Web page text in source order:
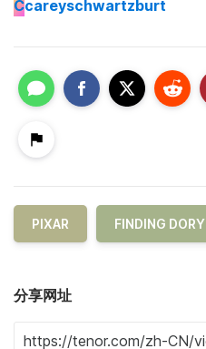
Ccareyschwartzburt
PIXAR FINDING DORY
分享网址